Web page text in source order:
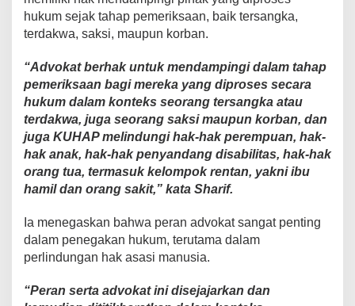
hukum sejak tahap pemeriksaan, baik tersangka,
terdakwa, saksi, maupun korban.
“Advokat berhak untuk mendampingi dalam tahap
pemeriksaan bagi mereka yang diproses secara
hukum dalam konteks seorang tersangka atau
terdakwa, juga seorang saksi maupun korban, dan
juga KUHAP melindungi hak-hak perempuan, hak-
hak anak, hak-hak penyandang disabilitas, hak-hak
orang tua, termasuk kelompok rentan, yakni ibu
hamil dan orang sakit,” kata Sharif.
Ia menegaskan bahwa peran advokat sangat penting
dalam penegakan hukum, terutama dalam
perlindungan hak asasi manusia.
“Peran serta advokat ini disejajarkan dan